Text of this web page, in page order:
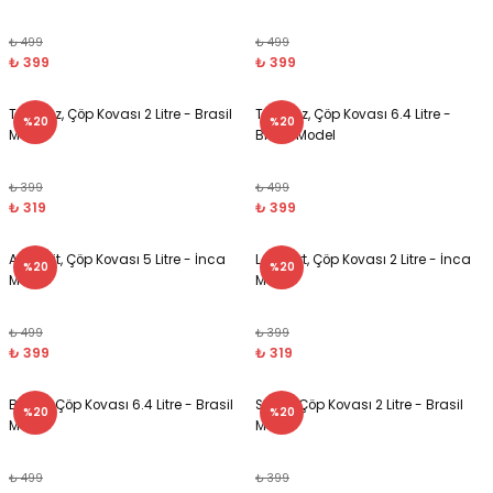
₺ 499
₺ 399
₺ 499
₺ 399
%20
Turkuaz, Çöp Kovası 2 Litre - Brasil
Model
₺ 399
₺ 319
%20
Turkuaz, Çöp Kovası 6.4 Litre -
Brasil Model
₺ 499
₺ 399
%20
Antrasit, Çöp Kovası 5 Litre - İnca
Model
₺ 499
₺ 399
%20
Lacivert, Çöp Kovası 2 Litre - İnca
Model
₺ 399
₺ 319
%20
Beyaz, Çöp Kovası 6.4 Litre - Brasil
Model
₺ 499
%20
Siyah, Çöp Kovası 2 Litre - Brasil
Model
₺ 399